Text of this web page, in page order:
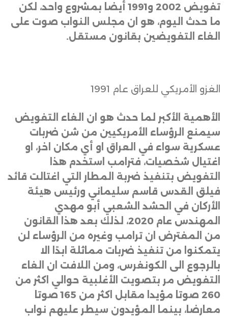
تفويض 2002 و1991 أيضا بمشروع واحد، لكن
ما حدث اليوم، هو ان مجلس النواب صوت على
الغاء التفويضين بقانون مستقل.
الغزو الأمريكي للعراق عام 1991
الأهمية الأكبر لما حدث هو ان الغاء التفويض
سيمنع الرؤساء الأمريكيين من شن ضربات
عسكرية سواء في العراق او أي مكان اخر، او
اغتيال شخصيات، فترامب استخدم هذا
التفويض بتنفيذ ضربة المطار التي اغتالت قائد
فيلق القدس قاسم سليماني ورئيس هيئة
الأركان في الحشد الشعبي أبو مهدي
المهندس عام 2020، لذلك بعد هذا القانون
من المفترض ان ترامب وغيره من الرؤساء لن
يتمكنوا من تنفيذ ضربات مماثلة ابدًا الا
بالرجوع الى الكونغرس، ومن اللافت ان الغاء
التفويض مر بتصويت الأغلبية حوالي اكثر من
260 صوتا مؤيدا مقابل اكثر من 165 صوتا
معارضا، بينما المؤيدون سيطر عليهم نواب